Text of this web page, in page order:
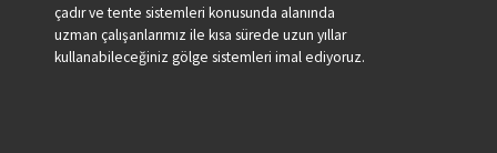
çadır ve tente sistemleri konusunda alanında
uzman çalışanlarımız ile kısa sürede uzun yıllar
kullanabileceğiniz gölge sistemleri imal ediyoruz.